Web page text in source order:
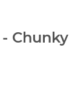
Chunky